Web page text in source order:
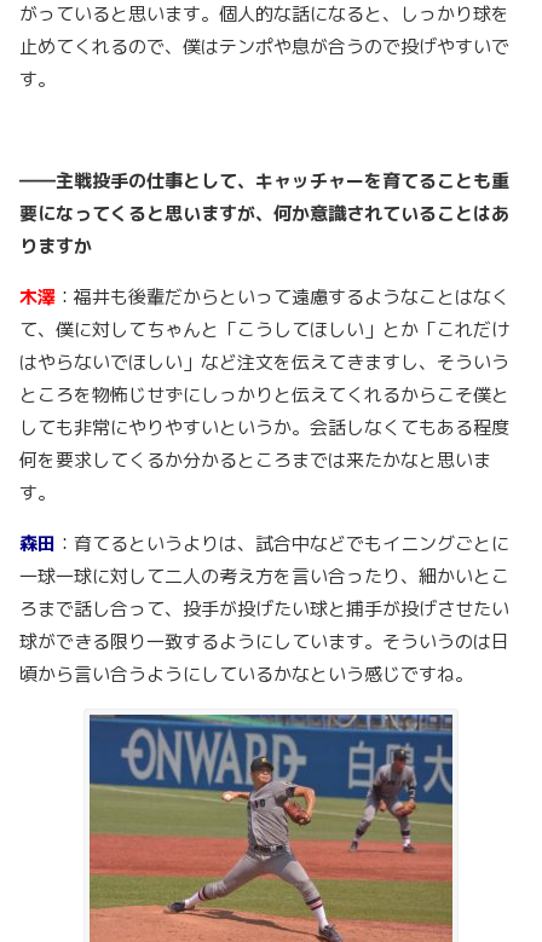
がっていると思います。個人的な話になると、しっかり球を
止めてくれるので、僕はテンポや息が合うので投げやすいで
す。
――主戦投手の仕事として、キャッチャーを育てることも重
要になってくると思いますが、何か意識されていることはあ
りますか
木澤 ：福井も後輩だからといって遠慮するようなことはなく
て、僕に対してちゃんと「こうしてほしい」とか「これだけ
はやらないでほしい」など注文を伝えてきますし、そういう
ところを物怖じせずにしっかりと伝えてくれるからこそ僕と
しても非常にやりやすいというか。会話しなくてもある程度
何を要求してくるか分かるところまでは来たかなと思いま
す。
森田 ：育てるというよりは、試合中などでもイニングごとに
一球一球に対して二人の考え方を言い合ったり、細かいとこ
ろまで話し合って、投手が投げたい球と捕手が投げさせたい
球ができる限り一致するようにしています。そういうのは日
頃から言い合うようにしているかなという感じですね。